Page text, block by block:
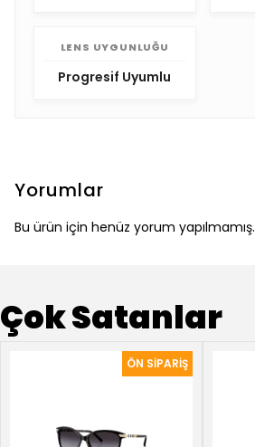
LENS UYGUNLUĞU
Progresif Uyumlu
Yorumlar
Bu ürün için henüz yorum yapılmamış.
Çok Satanlar